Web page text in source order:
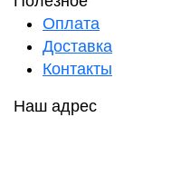
Оплата
Доставка
Контакты
Наш адрес